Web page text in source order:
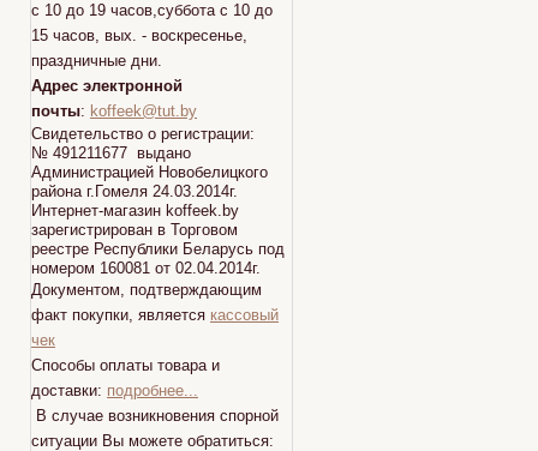
с 10 до 19 часов,суббота с 10 до
15 часов, вых. - воскресенье,
праздничные дни.
Адрес электронной
почты: koffeek@tut.by
Свидетельство о регистрации:
№ 491211677 выдано
Администрацией Новобелицкого
района г.Гомеля 24.03.2014г.
Интернет-магазин koffeek.by
зарегистрирован в Торговом
реестре Республики Беларусь под
номером 160081 от 02.04.2014г.
Документом, подтверждающим
факт покупки, является кассовый
чек
Способы оплаты товара и
доставки: подробнее...
В случае возникновения спорной
ситуации Вы можете обратиться: